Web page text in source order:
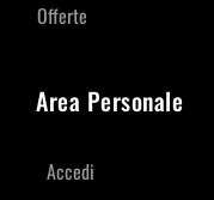
Offerte
Area Personale
Accedi